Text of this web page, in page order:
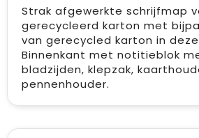
Strak afgewerkte schrijfmap
gerecycleerd karton met
van gerecycled karton in
Binnenkant met notitieblok
bladzijden, klepzak,
pennenhouder.